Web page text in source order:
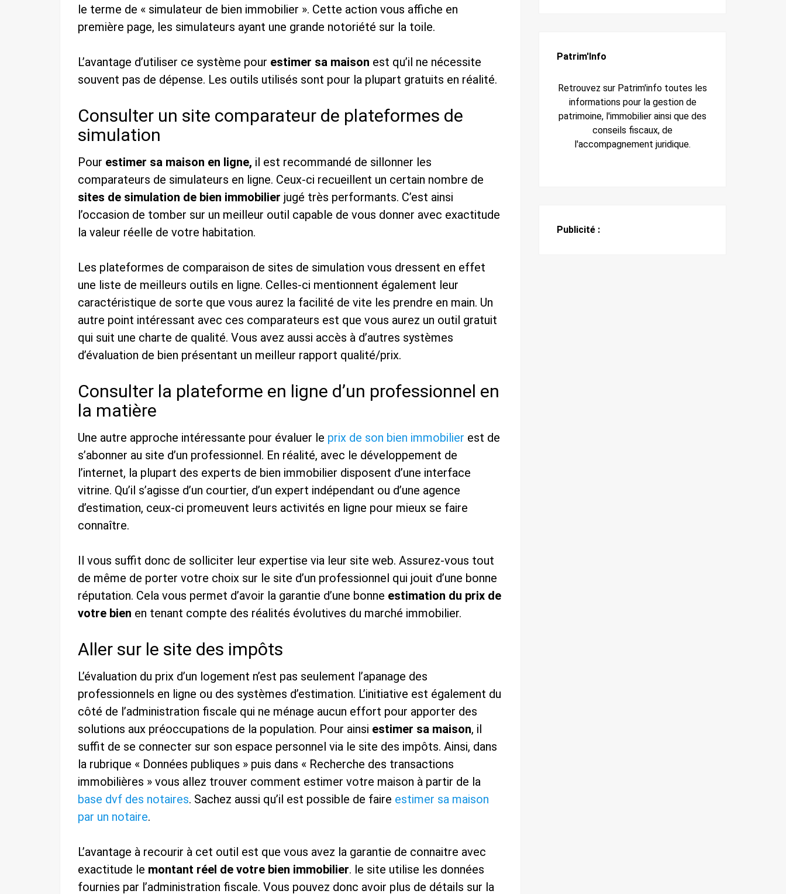
le terme de « simulateur de bien immobilier ». Cette action vous affiche en
première page, les simulateurs ayant une grande notoriété sur la toile.
L’avantage d’utiliser ce système pour estimer sa maison est qu’il ne nécessite
souvent pas de dépense. Les outils utilisés sont pour la plupart gratuits en réalité.
Consulter un site comparateur de plateformes de
simulation
Pour estimer sa maison en ligne, il est recommandé de sillonner les
comparateurs de simulateurs en ligne. Ceux-ci recueillent un certain nombre de
sites de simulation de bien immobilier jugé très performants. C’est ainsi
l’occasion de tomber sur un meilleur outil capable de vous donner avec exactitude
la valeur réelle de votre habitation.
Les plateformes de comparaison de sites de simulation vous dressent en effet
une liste de meilleurs outils en ligne. Celles-ci mentionnent également leur
caractéristique de sorte que vous aurez la facilité de vite les prendre en main. Un
autre point intéressant avec ces comparateurs est que vous aurez un outil gratuit
qui suit une charte de qualité. Vous avez aussi accès à d’autres systèmes
d’évaluation de bien présentant un meilleur rapport qualité/prix.
Consulter la plateforme en ligne d’un professionnel en
la matière
Une autre approche intéressante pour évaluer le prix de son bien immobilier est de
s’abonner au site d’un professionnel. En réalité, avec le développement de
l’internet, la plupart des experts de bien immobilier disposent d’une interface
vitrine. Qu’il s’agisse d’un courtier, d’un expert indépendant ou d’une agence
d’estimation, ceux-ci promeuvent leurs activités en ligne pour mieux se faire
connaître.
Il vous suffit donc de solliciter leur expertise via leur site web. Assurez-vous tout
de même de porter votre choix sur le site d’un professionnel qui jouit d’une bonne
réputation. Cela vous permet d’avoir la garantie d’une bonne estimation du prix de
votre bien en tenant compte des réalités évolutives du marché immobilier.
Aller sur le site des impôts
L’évaluation du prix d’un logement n’est pas seulement l’apanage des
professionnels en ligne ou des systèmes d’estimation. L’initiative est également du
côté de l’administration fiscale qui ne ménage aucun effort pour apporter des
solutions aux préoccupations de la population. Pour ainsi estimer sa maison, il
suffit de se connecter sur son espace personnel via le site des impôts. Ainsi, dans
la rubrique « Données publiques » puis dans « Recherche des transactions
immobilières » vous allez trouver comment estimer votre maison à partir de la
base dvf des notaires. Sachez aussi qu’il est possible de faire estimer sa maison
par un notaire.
L’avantage à recourir à cet outil est que vous avez la garantie de connaitre avec
exactitude le montant réel de votre bien immobilier. le site utilise les données
fournies par l’administration fiscale. Vous pouvez donc avoir plus de détails sur la
Patrim'Info
Retrouvez sur Patrim'info toutes les
informations pour la gestion de
patrimoine, l'immobilier ainsi que des
conseils fiscaux, de
l'accompagnement juridique.
Publicité :